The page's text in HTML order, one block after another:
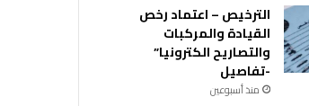
الترخيص – اعتماد رخص
القيادة والمركبات
والتصاريح الكترونيا”
-تفاصيل
منذ أسبوعين